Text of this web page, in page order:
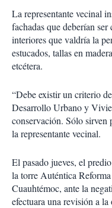
La representante vecinal
fachadas que deberían
interiores que valdría la
estucados, tallas en
etcétera.
“Debe existir un criterio
Desarrollo Urbano y
conservación. Sólo sirven
la representante vecinal.
El pasado jueves, el
la torre Auténtica
Cuauhtémoc, ante la
efectuara una revisión a la